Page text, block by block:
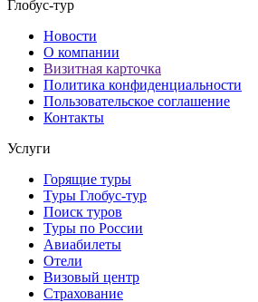
Глобус-тур
Новости
О компании
Визитная карточка
Политика конфиденциальности
Пользовательское соглашение
Контакты
Услуги
Горящие туры
Туры Глобус-тур
Поиск туров
Туры по России
Авиабилеты
Отели
Визовый центр
Страхование